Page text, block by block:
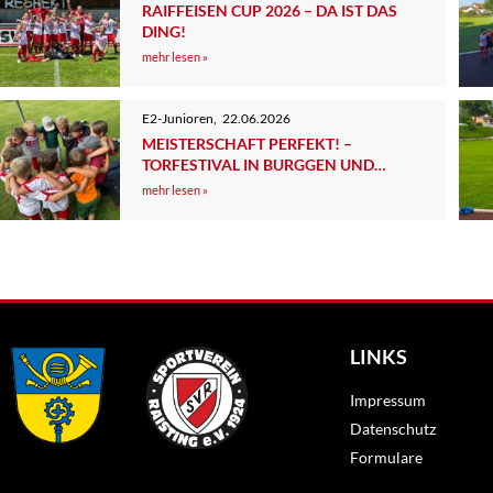
RAIFFEISEN CUP 2026 – DA IST DAS
DING!
mehr lesen »
E2-Junioren, 22.06.2026
MEISTERSCHAFT PERFEKT! –
TORFESTIVAL IN BURGGEN UND
SCHÜTZENHILFE AUS TUTZING
mehr lesen »
LINKS
Impressum
Datenschutz
Formulare